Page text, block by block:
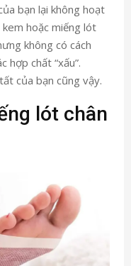
bạn lại không hoạt
hoặc miếng lót
không có cách
hợp chất “xấu”.
của bạn cũng vậy.
lót chân